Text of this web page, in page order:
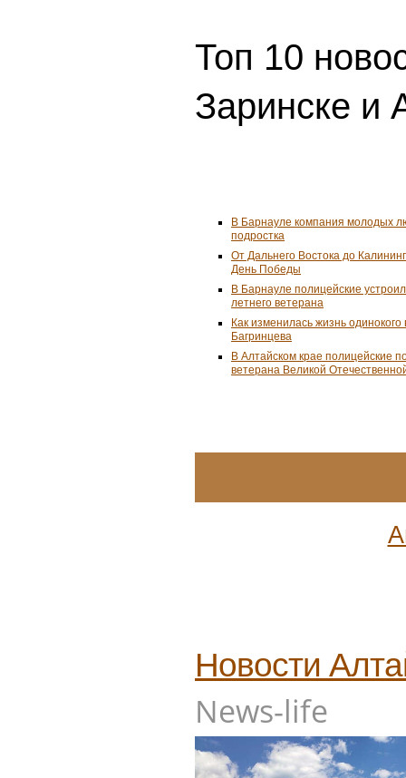
Топ 10
Заринске и
В Барнауле компания молодых
подростка
От Дальнего Востока до
День Победы
В Барнауле полицейские
летнего ветерана
Как изменилась жизнь
Багринцева
В Алтайском крае полицейские
ветерана Великой
Новости
News-life